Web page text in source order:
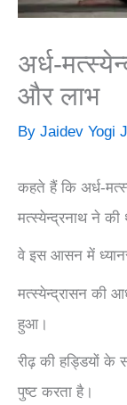
अर्ध-
और लाभ
By Jaidev Yogi
कहते हैं कि अर्ध-
मत्स्येन्द्रनाथ ने की
वे इस आसन में
मत्स्येन्द्रासन की
हुआ।
रीढ़ की हड्डियों के
पुष्ट करता है।